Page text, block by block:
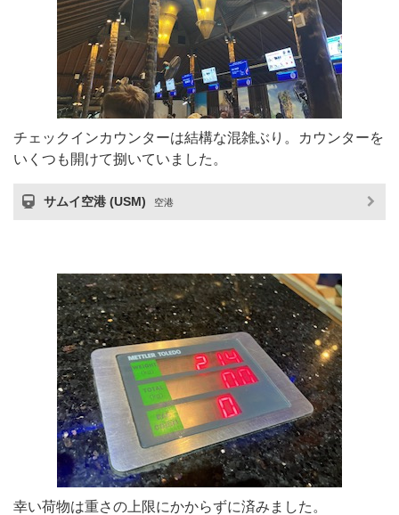
チェックインカウンターは結構な混雑ぶり。カウンターを
いくつも開けて捌いていました。
サムイ空港 (USM) 空港
幸い荷物は重さの上限にかからずに済みました。